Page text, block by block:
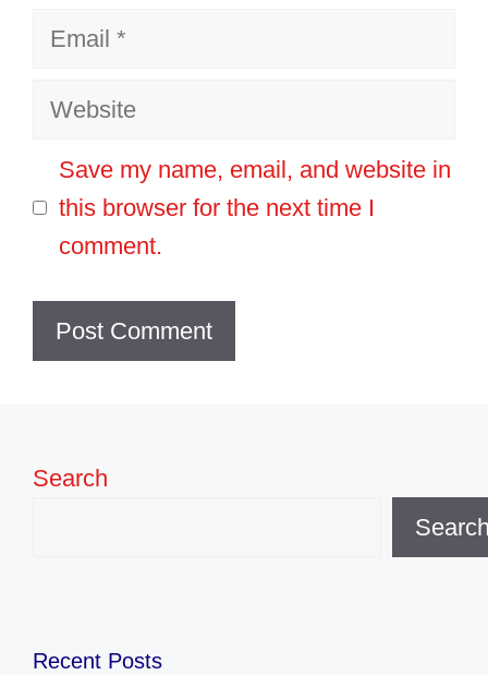
Email
Website
Save my name, email, and website in
this browser for the next time I
comment.
Search
Recent Posts